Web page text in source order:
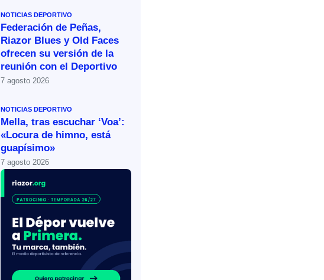
NOTICIAS DEPORTIVO
Federación de Peñas,
Riazor Blues y Old Faces
ofrecen su versión de la
reunión con el Deportivo
7 agosto 2026
NOTICIAS DEPORTIVO
Mella, tras escuchar ‘Voa’:
«Locura de himno, está
guapísimo»
7 agosto 2026